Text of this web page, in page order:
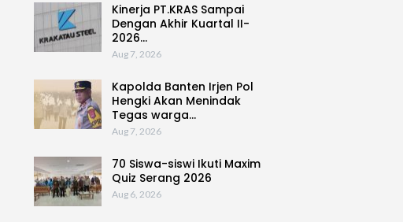
Kinerja PT.KRAS Sampai
Dengan Akhir Kuartal II-
2026…
Aug 7, 2026
Kapolda Banten Irjen Pol
Hengki Akan Menindak
Tegas warga…
Aug 7, 2026
70 Siswa-siswi Ikuti Maxim
Quiz Serang 2026
Aug 6, 2026